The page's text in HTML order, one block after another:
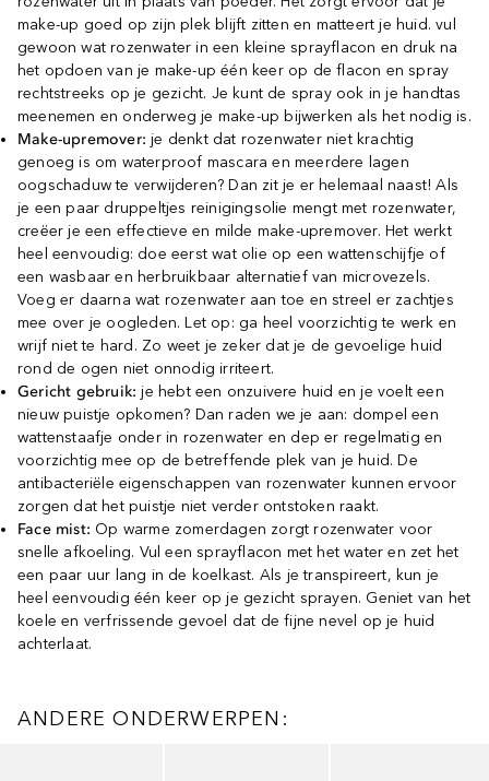
make-up goed op zijn plek blijft zitten en matteert je huid. vul
gewoon wat rozenwater in een kleine sprayflacon en druk na
het opdoen van je make-up één keer op de flacon en spray
rechtstreeks op je gezicht. Je kunt de spray ook in je handtas
meenemen en onderweg je make-up bijwerken als het nodig is.
Make-upremover:je denkt dat rozenwater niet krachtig
genoeg is om waterproof mascara en meerdere lagen
oogschaduw te verwijderen? Dan zit je er helemaal naast! Als
je een paar druppeltjes reinigingsolie mengt met rozenwater,
creëer je een effectieve en milde make-upremover. Het werkt
heel eenvoudig: doe eerst wat olie op een wattenschijfje of
een wasbaar en herbruikbaar alternatief van microvezels.
Voeg er daarna wat rozenwater aan toe en streel er zachtjes
mee over je oogleden. Let op: ga heel voorzichtig te werk en
wrijf niet te hard. Zo weet je zeker dat je de gevoelige huid
rond de ogen niet onnodig irriteert.
Gericht gebruik: je hebt een onzuivere huid en je voelt een
nieuw puistje opkomen? Dan raden we je aan: dompel een
wattenstaafje onder in rozenwater en dep er regelmatig en
voorzichtig mee op de betreffende plek van je huid. De
antibacteriële eigenschappen van rozenwater kunnen ervoor
zorgen dat het puistje niet verder ontstoken raakt.
Face mist: Op warme zomerdagen zorgt rozenwater voor
snelle afkoeling. Vul een sprayflacon met het water en zet het
een paar uur lang in de koelkast. Als je transpireert, kun je
heel eenvoudig één keer op je gezicht sprayen. Geniet van het
koele en verfrissende gevoel dat de fijne nevel op je huid
achterlaat.
ANDERE ONDERWERPEN: